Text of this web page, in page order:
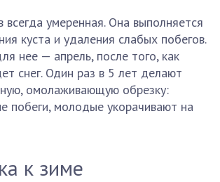
умеренная. Она выполняется
куста и удаления слабых побегов.
нее — апрель, после того, как
снег. Один раз в 5 лет делают
омолаживающую обрезку:
побеги, молодые укорачивают на
к зиме